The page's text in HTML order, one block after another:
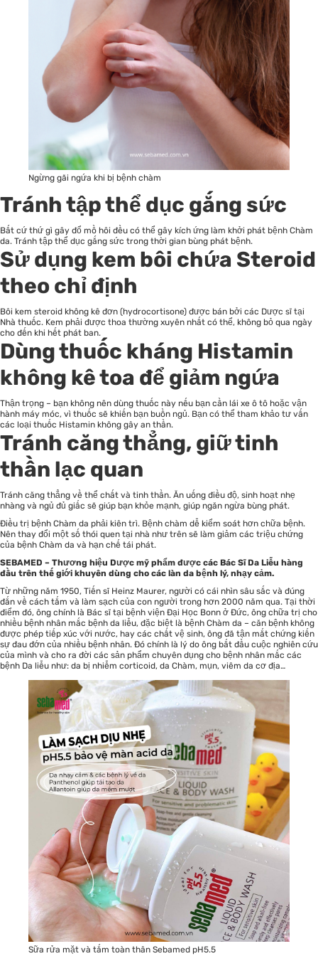
Ngừng gãi ngứa khi bị bệnh chàm
Tránh tập thể dục gắng sức
Bất cứ thứ gì gây đổ mồ hôi đều có thể gây kích ứng làm khởi phát bệnh Chàm
da. Tránh tập thể dục gắng sức trong thời gian bùng phát bệnh.
Sử dụng kem bôi chứa Steroid
theo chỉ định
Bôi kem steroid không kê đơn (hydrocortisone) được bán bởi các Dược sĩ tại
Nhà thuốc. Kem phải được thoa thường xuyên nhất có thể, không bỏ qua ngày
cho đến khi hết phát ban.
Dùng thuốc kháng Histamin
không kê toa để giảm ngứa
Thận trọng – bạn không nên dùng thuốc này nếu bạn cần lái xe ô tô hoặc vận
hành máy móc, vì thuốc sẽ khiến bạn buồn ngủ. Bạn có thể tham khảo tư vấn
các loại thuốc Histamin không gây an thần.
Tránh căng thẳng, giữ tinh
thần lạc quan
Tránh căng thẳng về thể chất và tinh thần. Ăn uống điều độ, sinh hoạt nhẹ
nhàng và ngủ đủ giấc sẽ giúp bạn khỏe mạnh, giúp ngăn ngừa bùng phát.
Điều trị bệnh Chàm da phải kiên trì. Bệnh chàm dễ kiểm soát hơn chữa bệnh.
Nên thay đổi một số thói quen tại nhà như trên sẽ làm giảm các triệu chứng
của bệnh Chàm da và hạn chế tái phát.
SEBAMED – Thương hiệu Dược mỹ phẩm được các Bác Sĩ Da Liễu hàng
đầu trên thế giới khuyên dùng cho các làn da bệnh lý, nhạy cảm.
Từ những năm 1950, Tiến sĩ Heinz Maurer, người có cái nhìn sâu sắc và đúng
đắn về cách tắm và làm sạch của con người trong hơn 2000 năm qua. Tại thời
điểm đó, ông chính là Bác sĩ tại bệnh viện Đại Học Bonn ở Đức, ông chữa trị cho
nhiều bệnh nhân mắc bệnh da liễu, đặc biệt là bệnh Chàm da – căn bệnh không
được phép tiếp xúc với nước, hay các chất vệ sinh, ông đã tận mắt chứng kiến
sự đau đớn của nhiều bệnh nhân. Đó chính là lý do ông bắt đầu cuộc nghiên cứu
của mình và cho ra đời các sản phẩm chuyên dụng cho bệnh nhân mắc các
bệnh Da liễu như: da bị nhiễm corticoid, da Chàm, mụn, viêm da cơ địa…
Sữa rửa mặt và tắm toàn thân Sebamed pH5.5